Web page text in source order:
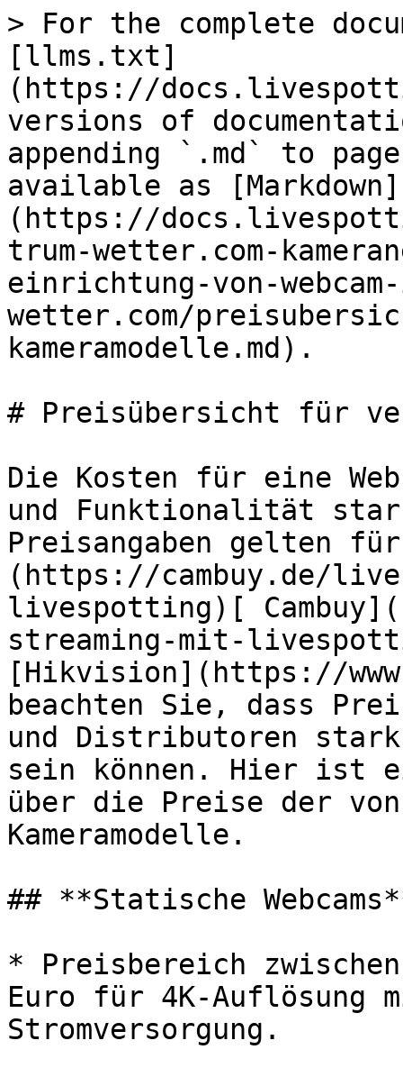
> For the complete
[llms.txt]
(https://
versions of
appending `.md` to
available as [Markdown]
(https://
trum-wetter.com-
einrichtung-von-
wetter.com/
kameramodelle.md).
# Preisübersicht für
Die Kosten für eine
und Funktionalität
Preisangaben gelten
(https://cambuy.de/
livespotting)[
streaming-mit-
[Hikvision](https://
beachten Sie, dass
und Distributoren
sein können. Hier ist
über die Preise der
Kameramodelle.
## **Statische
* Preisbereich
Euro für 4K-Auflösung
Stromversorgung.